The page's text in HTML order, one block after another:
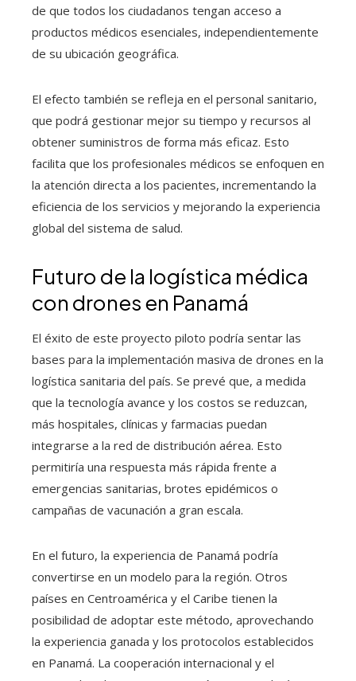
de que todos los ciudadanos tengan acceso a
productos médicos esenciales, independientemente
de su ubicación geográfica.
El efecto también se refleja en el personal sanitario,
que podrá gestionar mejor su tiempo y recursos al
obtener suministros de forma más eficaz. Esto
facilita que los profesionales médicos se enfoquen en
la atención directa a los pacientes, incrementando la
eficiencia de los servicios y mejorando la experiencia
global del sistema de salud.
Futuro de la logística médica
con drones en Panamá
El éxito de este proyecto piloto podría sentar las
bases para la implementación masiva de drones en la
logística sanitaria del país. Se prevé que, a medida
que la tecnología avance y los costos se reduzcan,
más hospitales, clínicas y farmacias puedan
integrarse a la red de distribución aérea. Esto
permitiría una respuesta más rápida frente a
emergencias sanitarias, brotes epidémicos o
campañas de vacunación a gran escala.
En el futuro, la experiencia de Panamá podría
convertirse en un modelo para la región. Otros
países en Centroamérica y el Caribe tienen la
posibilidad de adoptar este método, aprovechando
la experiencia ganada y los protocolos establecidos
en Panamá. La cooperación internacional y el